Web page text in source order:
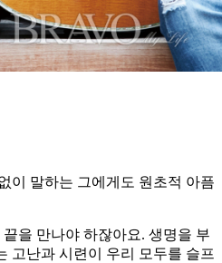
이 말하는 그에게도 원초적 아픔
을 만나야 하잖아요. 생명을 부
고난과 시련이 우리 모두를 슬프